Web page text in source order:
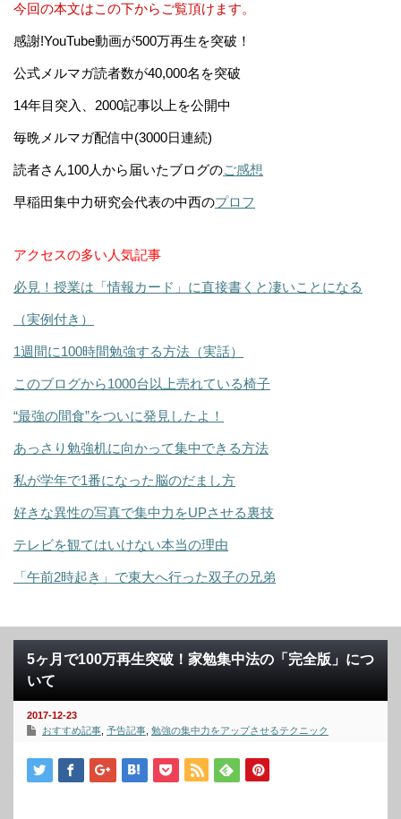
今回の本文はこの下からご覧頂けます。
感謝!YouTube動画が500万再生を突破！
公式メルマガ読者数が40,000名を突破
14年目突入、2000記事以上を公開中
毎晩メルマガ配信中(3000日連続)
読者さん100人から届いたブログのご感想
早稲田集中力研究会代表の中西のプロフ
アクセスの多い人気記事
必見！授業は「情報カード」に直接書くと凄いことになる
（実例付き）
1週間に100時間勉強する方法（実話）
このブログから1000台以上売れている椅子
“最強の間食”をついに発見したよ！
あっさり勉強机に向かって集中できる方法
私が学年で1番になった脳のだまし方
好きな異性の写真で集中力をUPさせる裏技
テレビを観てはいけない本当の理由
「午前2時起き」で東大へ行った双子の兄弟
5ヶ月で100万再生突破！家勉集中法の「完全版」につ
いて
2017-12-23
おすすめ記事 予告記事 勉強の集中力をアップさせるテクニック